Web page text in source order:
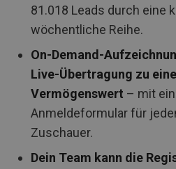
81.018 Leads durch eine
wöchentliche Reihe.
On-Demand-
Live-Übertragung zu
Vermögenswert – mit
Anmeldeformular für
Zuschauer.
Dein Team kann die